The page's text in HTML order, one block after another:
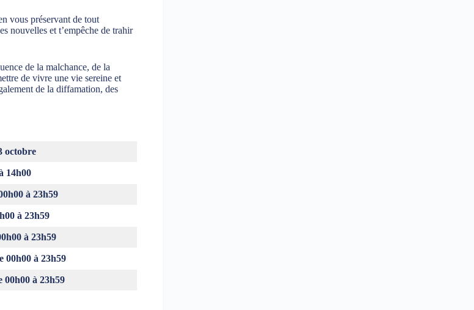
vous préservant de tout
nouvelles et t’empêche de trahir
de la malchance, de la
de vivre une vie sereine et
de la diffamation, des
octobre
14h00
à 23h59
à 23h59
à 23h59
00h00 à 23h59
00h00 à 23h59